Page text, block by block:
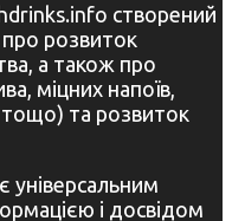
створений
про розвиток
а також про
міцних напоїв,
тощо) та розвиток
є універсальним
і досвідом